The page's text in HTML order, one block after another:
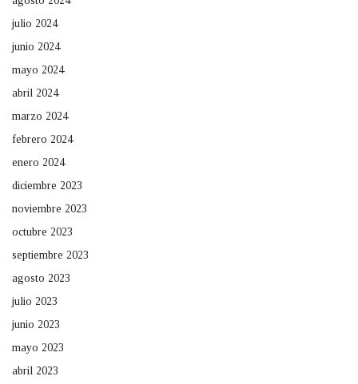
julio 2024
junio 2024
mayo 2024
abril 2024
marzo 2024
febrero 2024
enero 2024
diciembre 2023
noviembre 2023
octubre 2023
septiembre 2023
agosto 2023
julio 2023
junio 2023
mayo 2023
abril 2023